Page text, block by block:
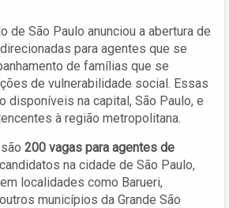
de São Paulo anunciou a abertura de
para agentes que se
de famílias que se
de vulnerabilidade social. Essas
disponíveis na capital, São Paulo, e
à região metropolitana.
200 vagas para agentes de
na cidade de São Paulo,
em localidades como Barueri,
municípios da Grande São